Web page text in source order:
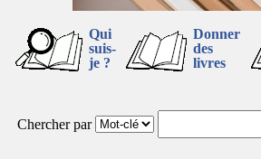
Qui
suis-
je ?
Donner
des
livres
Chercher par